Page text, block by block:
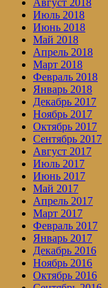
Август 2018
Июль 2018
Июнь 2018
Май 2018
Апрель 2018
Март 2018
Февраль 2018
Январь 2018
Декабрь 2017
Ноябрь 2017
Октябрь 2017
Сентябрь 2017
Август 2017
Июль 2017
Июнь 2017
Май 2017
Апрель 2017
Март 2017
Февраль 2017
Январь 2017
Декабрь 2016
Ноябрь 2016
Октябрь 2016